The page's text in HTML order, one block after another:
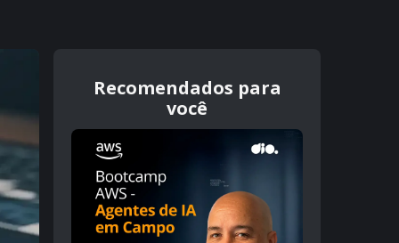
Recomendados para
você